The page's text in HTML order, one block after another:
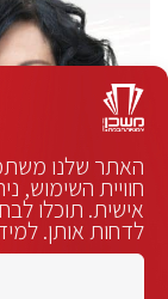
האתר שלנו
חוויית השימוש,
אישית. תוכלו
לדחות אותן.